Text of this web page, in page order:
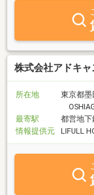
ます。住まいに関す
株式会社アドキ
所在地
東京都
最寄駅
都営地下
情報提供元
LIFULL